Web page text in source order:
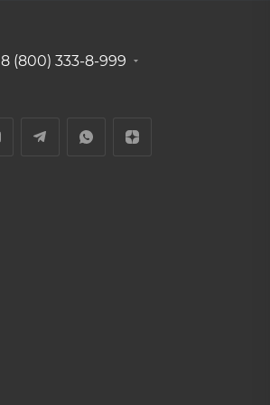
8 (800) 333-8-999